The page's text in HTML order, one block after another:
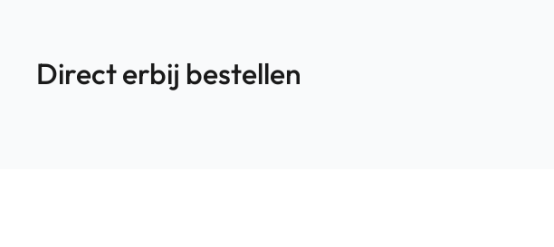
Direct erbij bestellen